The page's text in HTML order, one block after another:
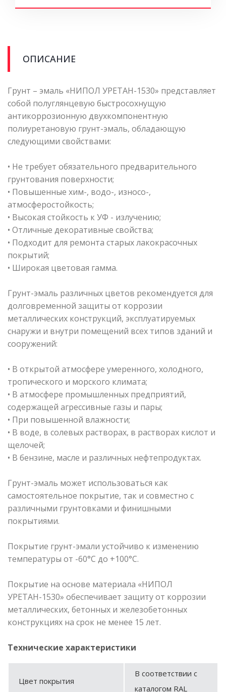
ОПИСАНИЕ
Грунт – эмаль «НИПОЛ УРЕТАН-1530» представляет
собой полуглянцевую быстросохнущую
антикоррозионную двухкомпонентную
полиуретановую грунт-эмаль, обладающую
следующими свойствами:
• Не требует обязательного предварительного
грунтования поверхности;
• Повышенные хим-, водо-, износо-,
атмосферостойкость;
• Высокая стойкость к УФ - излучению;
• Отличные декоративные свойства;
• Подходит для ремонта старых лакокрасочных
покрытий;
• Широкая цветовая гамма.
Грунт-эмаль различных цветов рекомендуется для
долговременной защиты от коррозии
металлических конструкций, эксплуатируемых
снаружи и внутри помещений всех типов зданий и
сооружений:
• В открытой атмосфере умеренного, холодного,
тропического и морского климата;
• В атмосфере промышленных предприятий,
содержащей агрессивные газы и пары;
• При повышенной влажности;
• В воде, в солевых растворах, в растворах кислот и
щелочей;
• В бензине, масле и различных нефтепродуктах.
Грунт-эмаль может использоваться как
самостоятельное покрытие, так и совместно с
различными грунтовками и финишными
покрытиями.
Покрытие грунт-эмали устойчиво к изменению
температуры от -60°С до +100°С.
Покрытие на основе материала «НИПОЛ
УРЕТАН-1530» обеспечивает защиту от коррозии
металлических, бетонных и железобетонных
конструкциях на срок не менее 15 лет.
Технические характеристики
Цвет покрытия
В соответствии с
каталогом RAL